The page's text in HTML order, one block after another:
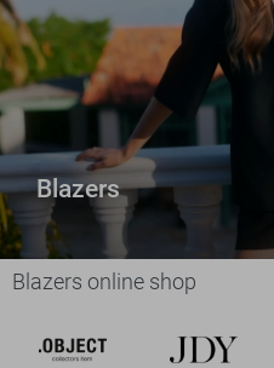
Blazers
Blazers online shop